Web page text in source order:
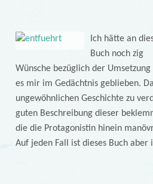
Ich hätte an
Buch noch zig
Wünsche bezüglich der
es mir im Gedächtnis geblieben.
ungewöhnlichen Geschichte zu
guten Beschreibung dieser
die die Protagonistin hinein
Auf jeden Fall ist dieses Buch aber